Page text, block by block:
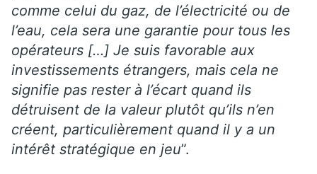
comme celui du gaz, de l’électricité ou de
l’eau, cela sera une garantie pour tous les
opérateurs […] Je suis favorable aux
investissements étrangers, mais cela ne
signifie pas rester à l’écart quand ils
détruisent de la valeur plutôt qu’ils n’en
créent, particulièrement quand il y a un
intérêt stratégique en jeu”.